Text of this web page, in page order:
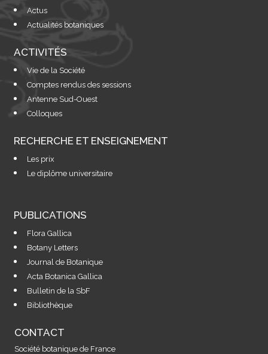
Actus
Actualités botaniques
ACTIVITÉS
Vie de la Société
Comptes rendus des sessions
Antenne Sud-Ouest
Colloques
RECHERCHE ET ENSEIGNEMENT
Les prix
Le diplôme universitaire
PUBLICATIONS
Flora Gallica
Botany Letters
Journal de Botanique
Acta Botanica Gallica
Bulletin de la SbF
Bibliothèque
CONTACT
Société botanique de France